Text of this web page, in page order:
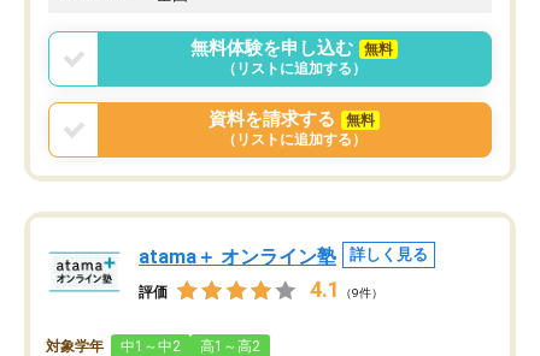
無料体験を申し込む
無料
（リストに追加する）
資料を請求する
無料
（リストに追加する）
atama＋ オンライン塾 詳しく見る
評価 4.1 （9件）
対象学年 中1～中2 高1～高2